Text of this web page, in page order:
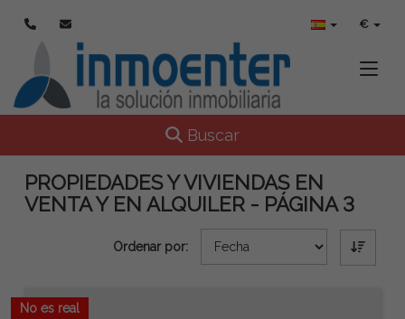
€
Toggle navigation
Buscar
PROPIEDADES Y VIVIENDAS EN
VENTA Y EN ALQUILER - PÁGINA 3
Ordenar por:
No es real